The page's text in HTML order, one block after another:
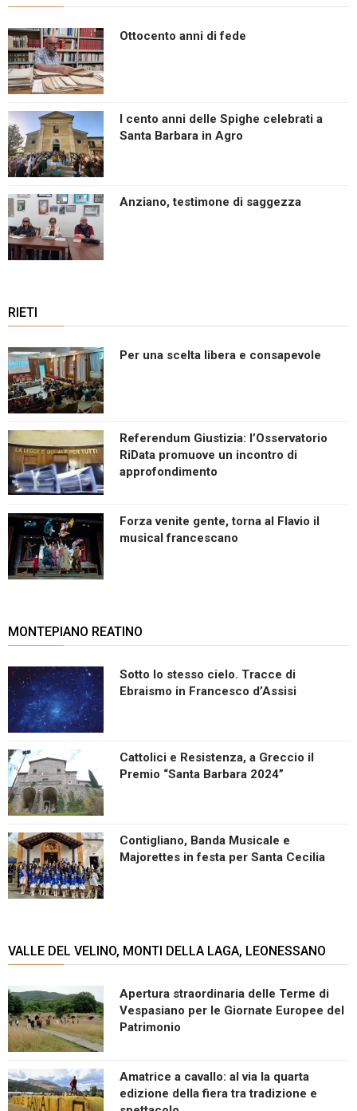
Ottocento anni di fede
I cento anni delle Spighe celebrati a
Santa Barbara in Agro
Anziano, testimone di saggezza
RIETI
Per una scelta libera e consapevole
Referendum Giustizia: l’Osservatorio
RiData promuove un incontro di
approfondimento
Forza venite gente, torna al Flavio il
musical francescano
MONTEPIANO REATINO
Sotto lo stesso cielo. Tracce di
Ebraismo in Francesco d’Assisi
Cattolici e Resistenza, a Greccio il
Premio “Santa Barbara 2024”
Contigliano, Banda Musicale e
Majorettes in festa per Santa Cecilia
VALLE DEL VELINO, MONTI DELLA LAGA, LEONESSANO
Apertura straordinaria delle Terme di
Vespasiano per le Giornate Europee del
Patrimonio
Amatrice a cavallo: al via la quarta
edizione della fiera tra tradizione e